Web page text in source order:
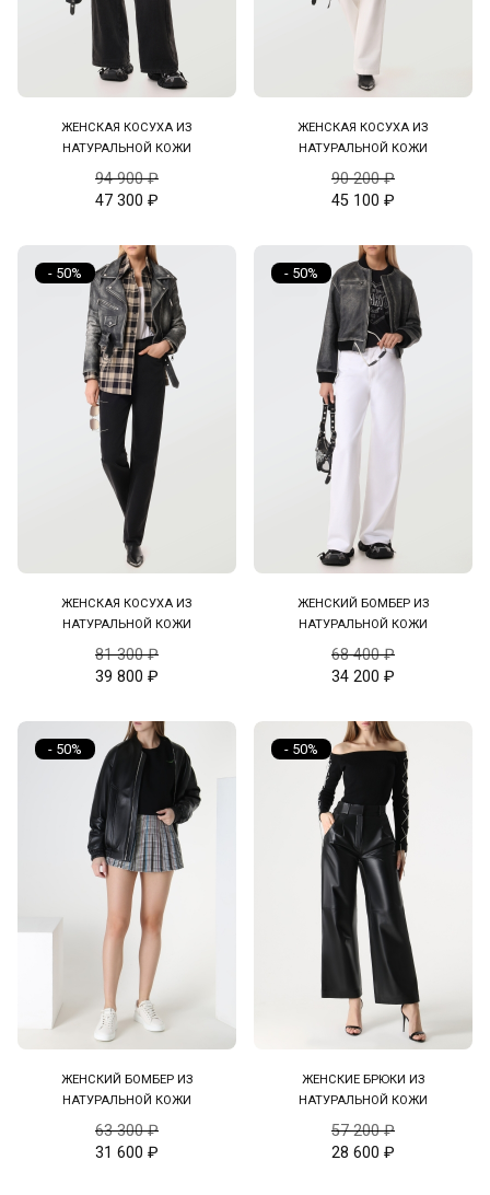
ЖЕНСКАЯ КОСУХА ИЗ
НАТУРАЛЬНОЙ КОЖИ
94 900₽
47 300 ₽
ЖЕНСКАЯ КОСУХА ИЗ
НАТУРАЛЬНОЙ КОЖИ
90 200₽
45 100 ₽
- 50%
ЖЕНСКАЯ КОСУХА ИЗ
НАТУРАЛЬНОЙ КОЖИ
81 300₽
39 800 ₽
- 50%
ЖЕНСКИЙ БОМБЕР ИЗ
НАТУРАЛЬНОЙ КОЖИ
68 400₽
34 200 ₽
- 50%
ЖЕНСКИЙ БОМБЕР ИЗ
НАТУРАЛЬНОЙ КОЖИ
63 300₽
31 600 ₽
- 50%
ЖЕНСКИЕ БРЮКИ ИЗ
НАТУРАЛЬНОЙ КОЖИ
57 200₽
28 600 ₽